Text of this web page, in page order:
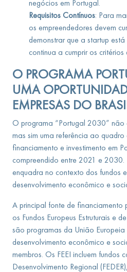
negócios em Portugal.
Requisitos Contínuos: Para
os empreendedores devem
demonstrar que a startup
continua a cumprir os
O PROGRAMA
UMA
EMPRESAS DO
O programa “Portugal 2030” não
mas sim uma referência ao
financiamento e investimento em
compreendido entre 2021 e 2030.
enquadra no contexto dos fundos
desenvolvimento econômico e
A principal fonte de
os Fundos Europeus Estruturais e
são programas da União
desenvolvimento econômico e
membros. Os FEEI incluem fundos
Desenvolvimento Regional